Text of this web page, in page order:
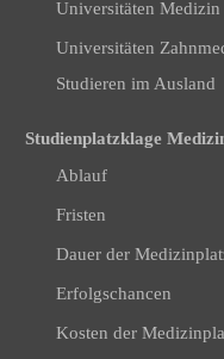
Universitäten Medizin
Universitäten
Studieren im Ausland
Studienplatzklage
Ablauf
Fristen
Dauer der
Erfolgschancen
Kosten der